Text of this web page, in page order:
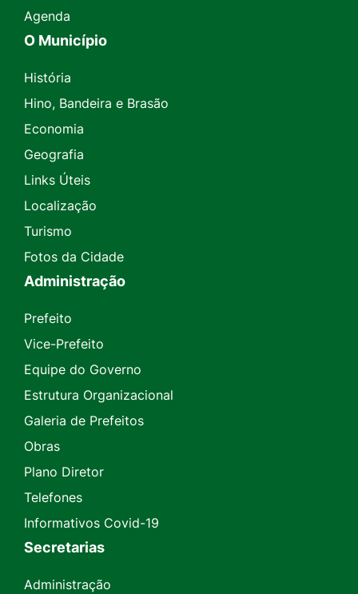
Agenda
O Município
História
Hino, Bandeira e Brasão
Economia
Geografia
Links Úteis
Localização
Turismo
Fotos da Cidade
Administração
Prefeito
Vice-Prefeito
Equipe do Governo
Estrutura Organizacional
Galeria de Prefeitos
Obras
Plano Diretor
Telefones
Informativos Covid-19
Secretarias
Administração